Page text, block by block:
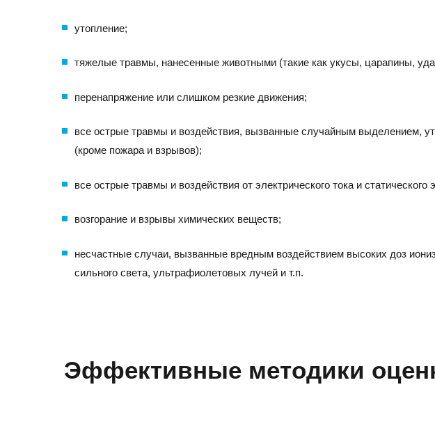
утопление;
тяжелые травмы, нанесенные животными (такие как укусы, царапины,
перенапряжение или слишком резкие движения;
все острые травмы и воздействия, вызванные случайным выделением,
(кроме пожара и взрывов);
все острые травмы и воздействия от электрического тока и статического
возгорание и взрывы химических веществ;
несчастные случаи, вызванные вредным воздействием высоких доз
сильного света, ультрафиолетовых лучей и т.п.
Эффективные методики